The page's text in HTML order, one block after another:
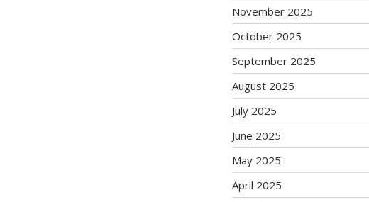
November 2025
October 2025
September 2025
August 2025
July 2025
June 2025
May 2025
April 2025